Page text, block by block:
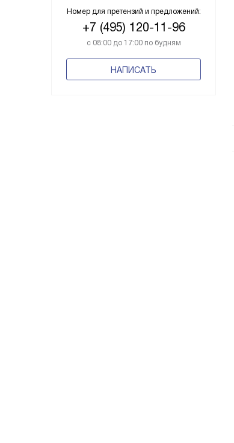
Номер для претензий и предложений:
+7 (495) 120-11-96
с 08:00 до 17:00 по будням
НАПИСАТЬ